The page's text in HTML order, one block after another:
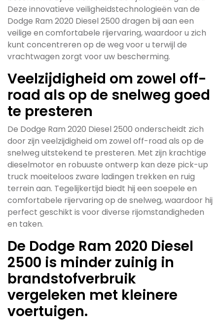
Deze innovatieve veiligheidstechnologieën van de
Dodge Ram 2020 Diesel 2500 dragen bij aan een
veilige en comfortabele rijervaring, waardoor u zich
kunt concentreren op de weg voor u terwijl de
vrachtwagen zorgt voor uw bescherming.
Veelzijdigheid om zowel off-
road als op de snelweg goed
te presteren
De Dodge Ram 2020 Diesel 2500 onderscheidt zich
door zijn veelzijdigheid om zowel off-road als op de
snelweg uitstekend te presteren. Met zijn krachtige
dieselmotor en robuuste ontwerp kan deze pick-up
truck moeiteloos zware ladingen trekken en ruig
terrein aan. Tegelijkertijd biedt hij een soepele en
comfortabele rijervaring op de snelweg, waardoor hij
perfect geschikt is voor diverse rijomstandigheden
en taken.
De Dodge Ram 2020 Diesel
2500 is minder zuinig in
brandstofverbruik
vergeleken met kleinere
voertuigen.